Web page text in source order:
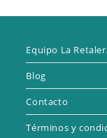
Equipo La
Blog
Contacto
Términos y